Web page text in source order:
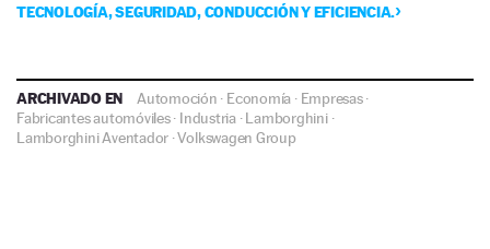
TECNOLOGÍA, SEGURIDAD, CONDUCCIÓN Y EFICIENCIA.
ARCHIVADO EN Automoción · Economía · Empresas·
Fabricantes automóviles· Industria·Lamborghini·
Lamborghini Aventador ·Volkswagen Group